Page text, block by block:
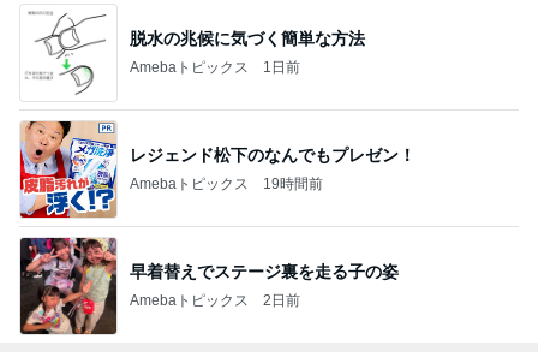
脱水の兆候に気づく簡単な方法
Amebaトピックス 1日前
レジェンド松下のなんでもプレゼン！
Amebaトピックス 19時間前
早着替えでステージ裏を走る子の姿
Amebaトピックス 2日前